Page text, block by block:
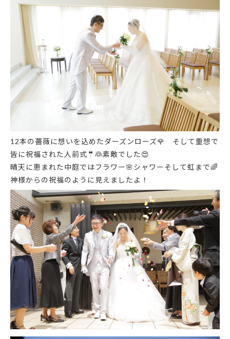
12本の薔薇に想いを込めたダーズンローズ🌹
そして重想で
皆に祝福された人前式 🤵 👰素敵でした😍
晴天に恵まれた中庭ではフラワー🌸シャワーそして虹まで🌈
神様からの祝福のように見えましたよ！